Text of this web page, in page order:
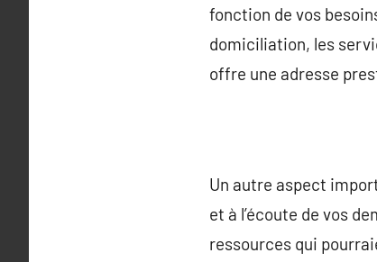
fonction de vos
domiciliation, les
offre une adresse
Un autre aspect
et à l’écoute de vos
ressources qui